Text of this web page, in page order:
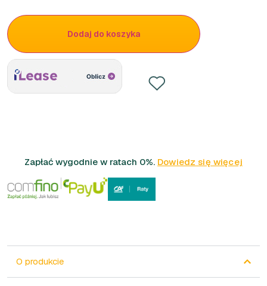
Dodaj do koszyka
Zapłać wygodnie w ratach 0%. Dowiedz się więcej
O produkcie